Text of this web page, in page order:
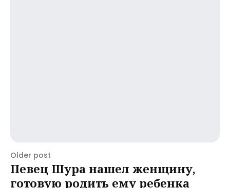
Older post
Певец Шура нашел женщину,
готовую родить ему ребенка